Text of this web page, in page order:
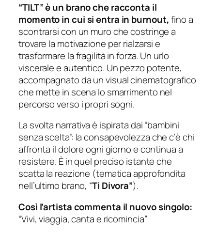
“TILT” è un brano che racconta il
momento in cui si entra in burnout,fino a
scontrarsi con un muro che costringe a
trovare la motivazione per rialzarsi e
trasformare la fragilità in forza. Un urlo
viscerale e autentico. Un pezzo potente,
accompagnato da un visual cinematografico
che mette in scena lo smarrimento nel
percorso verso i propri sogni.
La svolta narrativa è ispirata dai “bambini
senza scelta”: la consapevolezza che c’è chi
affronta il dolore ogni giorno e continua a
resistere. È in quel preciso istante che
scatta la reazione (tematica approfondita
nell’ultimo brano, “Ti Divora”).
Così l’artista commenta il nuovo singolo:
“Vivi, viaggia, canta e ricomincia”